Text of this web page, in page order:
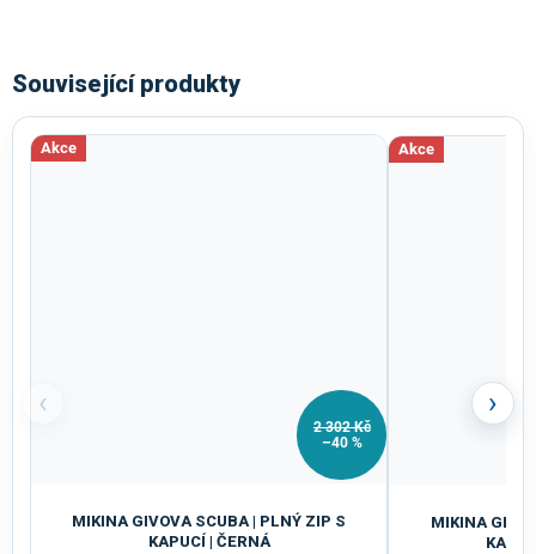
Související produkty
‹
Akce
2 302 Kč
–40 %
MIKINA GIVOVA SCUBA | PLNÝ ZIP S
KAPUCÍ | ČERNÁ
Akce
MIKINA
›